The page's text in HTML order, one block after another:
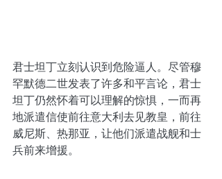
君士坦丁立刻认识到危险逼人。尽管穆
罕默德二世发表了许多和平言论，君士
坦丁仍然怀着可以理解的惊惧，一而再
地派遣信使前往意大利去见教皇，前往
威尼斯、热那亚，让他们派遣战舰和士
兵前来增援。